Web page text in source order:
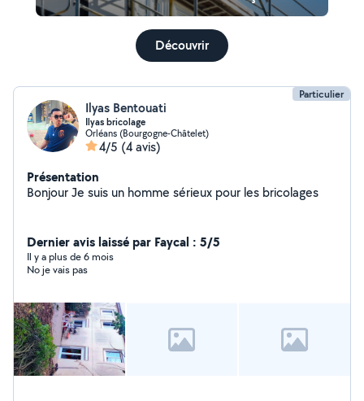
Découvrir
Particulier
Ilyas Bentouati
Ilyas bricolage
Orléans (Bourgogne-Châtelet)
4/5 (4 avis)
Présentation
Bonjour Je suis un homme sérieux pour les bricolages
Dernier avis laissé par Faycal : 5/5
Il y a plus de 6 mois
No je vais pas